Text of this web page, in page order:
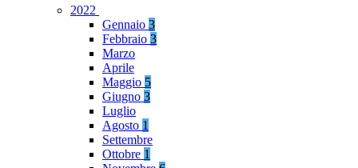
2022
Gennaio 3
Febbraio 3
Marzo
Aprile
Maggio 5
Giugno 3
Luglio
Agosto 1
Settembre
Ottobre 1